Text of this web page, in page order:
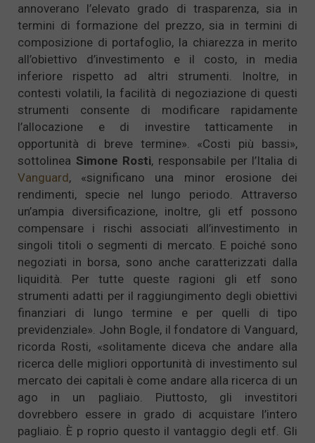
annoverano l’elevato grado di trasparenza, sia in
termini di formazione del prezzo, sia in termini di
composizione di portafoglio, la chiarezza in merito
all’obiettivo d’investimento e il costo, in media
inferiore rispetto ad altri strumenti. Inoltre, in
contesti volatili, la facilità di negoziazione di questi
strumenti consente di modificare rapidamente
l’allocazione e di investire tatticamente in
opportunità di breve termine». «Costi più bassi»,
sottolinea Simone Rosti, responsabile per l’Italia di
Vanguard, «significano una minor erosione dei
rendimenti, specie nel lungo periodo. Attraverso
un’ampia diversificazione, inoltre, gli etf possono
compensare i rischi associati all’investimento in
singoli titoli o segmenti di mercato. E poiché sono
negoziati in borsa, sono anche caratterizzati dalla
liquidità. Per tutte queste ragioni gli etf sono
strumenti adatti per il raggiungimento degli obiettivi
finanziari di lungo termine e per quelli di tipo
previdenziale». John Bogle, il fondatore di Vanguard,
ricorda Rosti, «solitamente diceva che andare alla
ricerca delle migliori opportunità di investimento sul
mercato dei capitali è come andare alla ricerca di un
ago in un pagliaio. Piuttosto, gli investitori
dovrebbero essere in grado di acquistare l’intero
pagliaio. È p roprio questo il vantaggio degli etf. Gli